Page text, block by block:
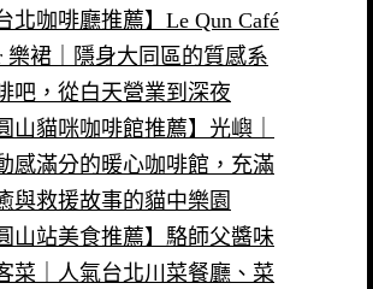
北咖啡廳推薦】Le Qun Café
樂裙｜隱身大同區的質感系
吧，從白天營業到深夜
山貓咪咖啡館推薦】光嶼｜
感滿分的暖心咖啡館，充滿
與救援故事的貓中樂園
山站美食推薦】駱師父醬味
菜｜人氣台北川菜餐廳、菜